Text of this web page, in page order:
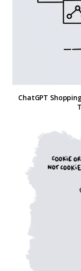
ChatGPT